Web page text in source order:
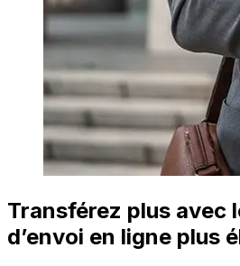
Transférez plus avec
d’envoi en ligne plus